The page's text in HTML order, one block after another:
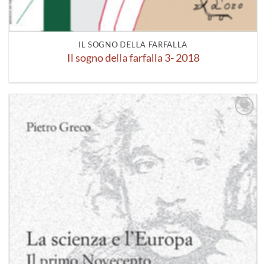
IL SOGNO DELLA FARFALLA
Il sogno della farfalla 3- 2018
Aggiungi
desideri